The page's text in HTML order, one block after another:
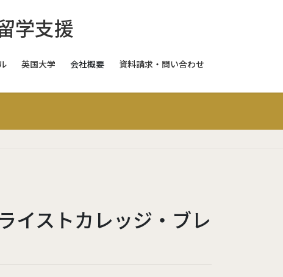
スイス
英国大学 会社概要 資料請求・問い合わせ
イストカレッジ・ブレ